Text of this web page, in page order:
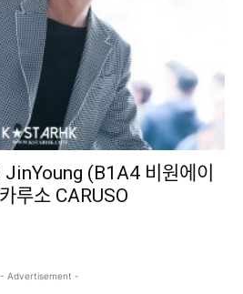
(B1A4 비원에이
루소 CARUSO
- Advertisement -